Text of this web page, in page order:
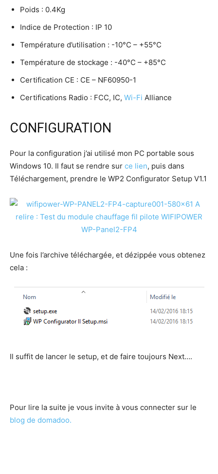
Poids : 0.4Kg
Indice de Protection : IP 10
Température d’utilisation : -10°C – +55°C
Température de stockage : -40°C – +85°C
Certification CE : CE – NF60950-1
Certifications Radio : FCC, IC, Wi-Fi Alliance
CONFIGURATION
Pour la configuration j’ai utilisé mon PC portable sous
Windows 10. Il faut se rendre sur ce lien, puis dans
Téléchargement, prendre le WP2 Configurator Setup V1.1
Une fois l’archive téléchargée, et dézippée vous obtenez
cela :
Il suffit de lancer le setup, et de faire toujours Next….
Pour lire la suite je vous invite à vous connecter sur le
blog de domadoo.